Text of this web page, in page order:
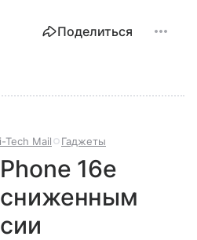
Поделиться
Tech Mail Гаджеты
16e